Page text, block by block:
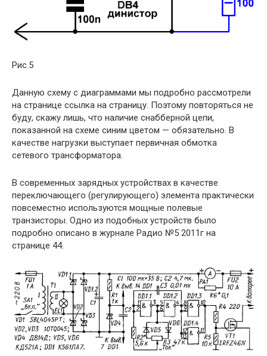
Рис.5
Данную схему с диаграммами мы подробно рассмотрели
на странице ссылка на страницу. Поэтому повторяться не
буду, скажу лишь, что наличие снабберной цепи,
показанной на схеме синим цветом — обязательно. В
качестве нагрузки выступает первичная обмотка
сетевого трансформатора.
В современных зарядных устройствах в качестве
переключающего (регулирующего) элемента практически
повсеместно используются мощные полевые
транзисторы. Одно из подобных устройств было
подробно описано в журнале Радио №5 2011г на
странице 44.